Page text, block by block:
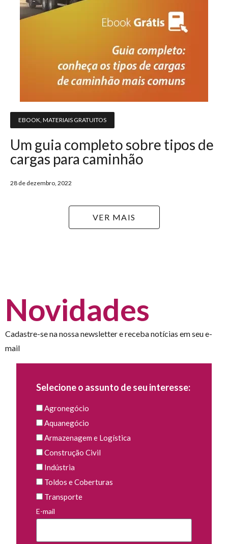
EBOOK MATERIAIS GRATUITOS
Um guia completo sobre tipos de
cargas para caminhão
28 de dezembro, 2022
VER MAIS
Novidades
Cadastre-se na nossa newsletter e receba notícias em seu e-
mail
Selecione o assunto de seu interesse:
Agronegócio
Aquanegócio
Armazenagem e Logística
Construção Civil
Indústria
Toldos e Coberturas
Transporte
E-mail